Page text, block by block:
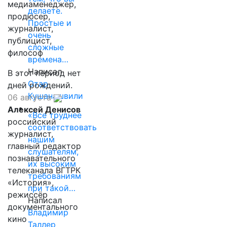
делаете.
Простые и
очень
сложные
времена…
Написал
Отар
Кушанашвили
«Все труднее
соответствовать
нашим
слушателям,
их высоким
требованиям
при такой…
Написал
Владимир
Таллер
медиаменеджер,
продюсер,
журналист,
публицист,
философ
В этот период нет
дней рождений.
06 августа
Алексей Денисов
российский
журналист,
главный редактор
познавательного
телеканала ВГТРК
«История»,
режиссёр
документального
кино